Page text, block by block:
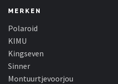
MERKEN
Polaroid
KIMU
Kingseven
Sinner
Montuurtjevoorjou